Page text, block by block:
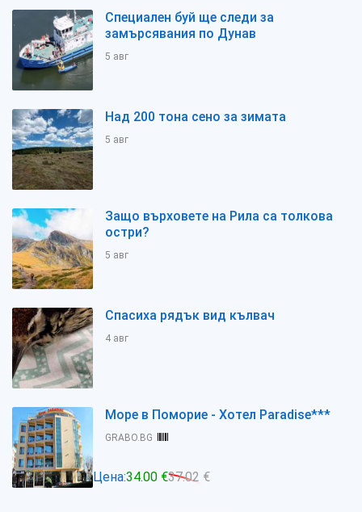
Специален буй ще следи за
замърсявания по Дунав
5 авг
Над 200 тона сено за зимата
5 авг
Защо върховете на Рила са толкова
остри?
5 авг
Спасиха рядък вид кълвач
4 авг
Море в Поморие - Хотел Paradise***
GRABO.BG
Цена:34.00 €37.02 €